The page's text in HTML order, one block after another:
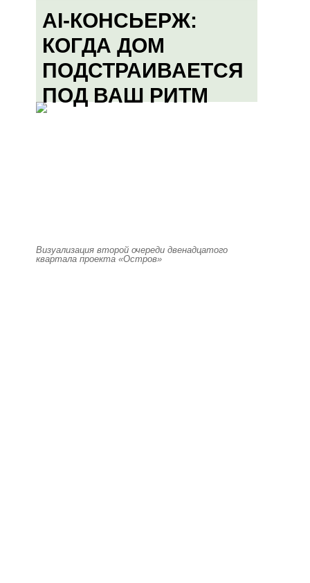
AI-КОНСЬЕРЖ:
КОГДА ДОМ
ПОДСТРАИВАЕТСЯ
ПОД ВАШ РИТМ
Визуализация второй очереди двенадцатого
квартала проекта «Остров»